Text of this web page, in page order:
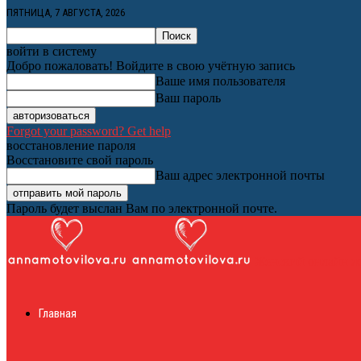
ПЯТНИЦА, 7 АВГУСТА, 2026
войти в систему
Добро пожаловать! Войдите в свою учётную запись
Ваше имя пользователя
Ваш пароль
Forgot your password? Get help
восстановление пароля
Восстановите свой пароль
Ваш адрес электронной почты
Пароль будет выслан Вам по электронной почте.
Главная